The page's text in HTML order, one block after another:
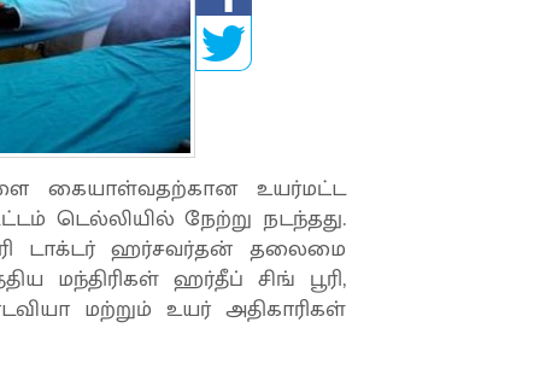
கையாள்வதற்கான உயர்மட்ட
டெல்லியில் நேற்று நடந்தது.
டாக்டர் ஹர்சவர்தன் தலைமை
மந்திரிகள் ஹர்தீப் சிங் பூரி,
மற்றும் உயர் அதிகாரிகள்